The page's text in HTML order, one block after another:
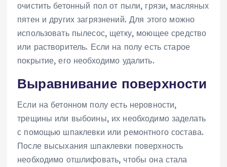
очистить бетонный пол от пыли, грязи, масляных
пятен и других загрязнений. Для этого можно
использовать пылесос, щетку, моющее средство
или растворитель. Если на полу есть старое
покрытие, его необходимо удалить.
Выравнивание поверхности
Если на бетонном полу есть неровности,
трещины или выбоины, их необходимо заделать
с помощью шпаклевки или ремонтного состава.
После высыхания шпаклевки поверхность
необходимо отшлифовать, чтобы она стала